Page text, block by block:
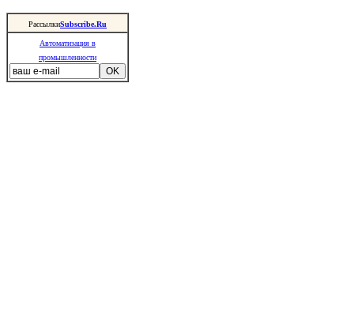
РассылкиSubscribe.Ru
Автоматизация в
промышленности